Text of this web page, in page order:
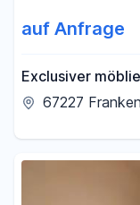
auf Anfrage
Exclusiver
vermieten
67227